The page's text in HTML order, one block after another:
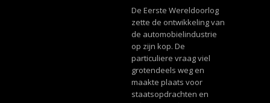
De Eerste Wereldoorlog
zette de ontwikkeling van
de automobielindustrie
op zijn kop. De
particuliere vraag viel
grotendeels weg en
maakte plaats voor
staatsopdrachten en